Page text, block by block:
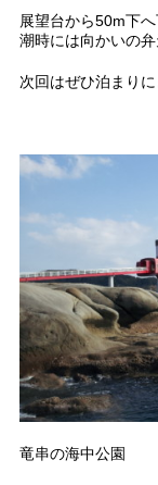
展望台から50m下
潮時には向かいの
次回はぜひ泊まり
竜串の海中公園